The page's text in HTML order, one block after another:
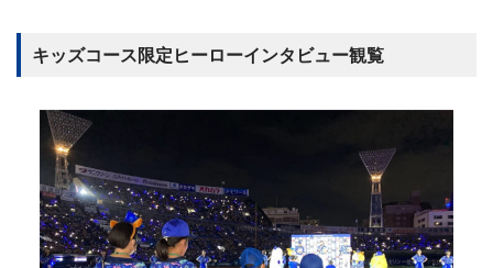
キッズコース限定ヒーローインタビュー観覧